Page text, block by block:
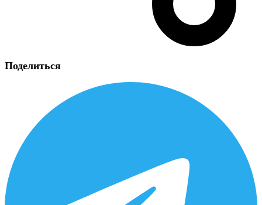
Поделиться